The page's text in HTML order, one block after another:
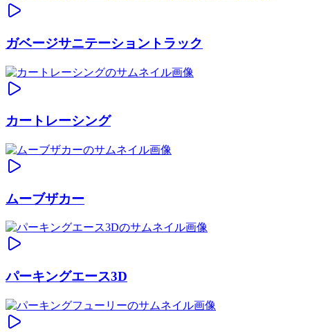
ガベージサニテーショントラック
カートレーシング
ムーブザカー
パーキングエース3D